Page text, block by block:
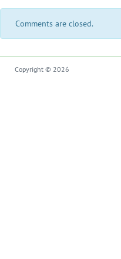
Comments are closed.
Copyright © 2026